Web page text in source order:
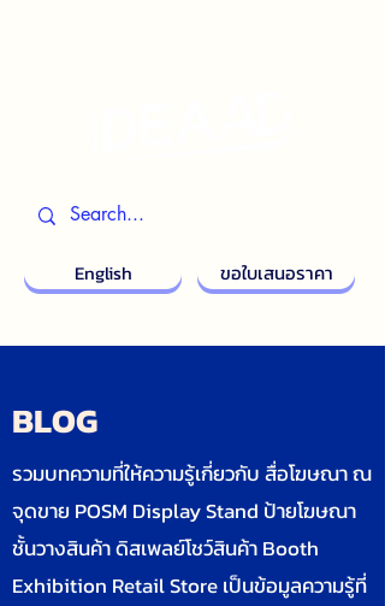
English ขอใบเสนอราคา
BLOG
รวมบทความที่ให้ความรู้เกี่ยวกับ สื่อโฆษณา ณ
จุดขาย POSM Display Stand ป้ายโฆษณา
ชั้นวางสินค้า ดิสเพลย์โชว์สินค้า Booth
Exhibition Retail Store เป็นข้อมูลความรู้ที่